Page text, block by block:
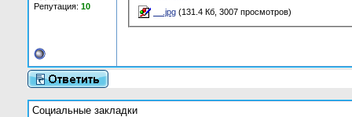
Репутация: 10
__.jpg (131.4 Кб, 3007 просмотров)
Социальные закладки